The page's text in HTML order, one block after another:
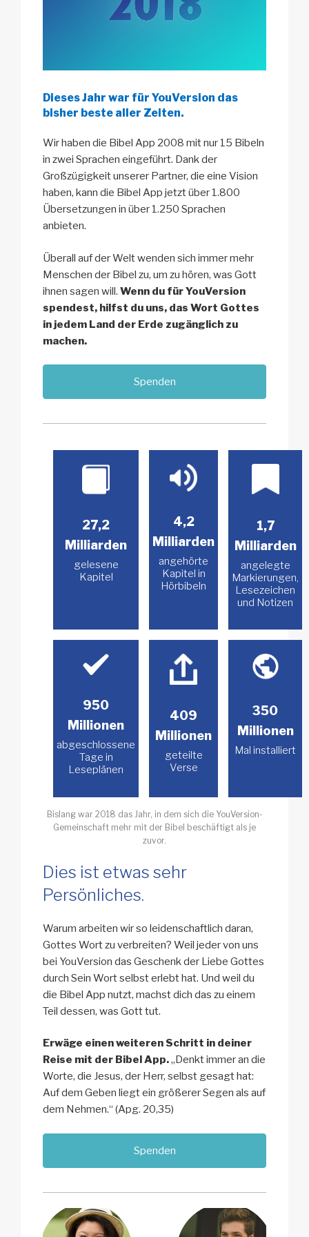
Dieses Jahr war für YouVersion das
bisher beste aller Zeiten.
Wir haben die Bibel App 2008 mit nur 15 Bibeln
in zwei Sprachen eingeführt. Dank der
Großzügigkeit unserer Partner, die eine Vision
haben, kann die Bibel App jetzt über 1.800
Übersetzungen in über 1.250 Sprachen
anbieten.
Überall auf der Welt wenden sich immer mehr
Menschen der Bibel zu, um zu hören, was Gott
ihnen sagen will. Wenn du für YouVersion
spendest, hilfst du uns, das Wort Gottes
in jedem Land der Erde zugänglich zu
machen.
Spenden
27,2
Milliarden
gelesene
Kapitel
4,2
Milliarden
angehörte
Kapitel in
Hörbibeln
1,7
Milliarden
angelegte
Markierungen,
Lesezeichen
und Notizen
950
Millionen
abgeschlossene
Tage in
Leseplänen
409
Millionen
geteilte
Verse
350
Millionen
Mal installiert
Bislang war 2018 das Jahr, in dem sich die YouVersion-
Gemeinschaft mehr mit der Bibel beschäftigt als je
zuvor.
Dies ist etwas sehr
Persönliches.
Warum arbeiten wir so leidenschaftlich daran,
Gottes Wort zu verbreiten? Weil jeder von uns
bei YouVersion das Geschenk der Liebe Gottes
durch Sein Wort selbst erlebt hat. Und weil du
die Bibel App nutzt, machst dich das zu einem
Teil dessen, was Gott tut.
Erwäge einen weiteren Schritt in deiner
Reise mit der Bibel App.„Denkt immer an die
Worte, die Jesus, der Herr, selbst gesagt hat:
Auf dem Geben liegt ein größerer Segen als auf
dem Nehmen.“ (Apg. 20,35)
Spenden